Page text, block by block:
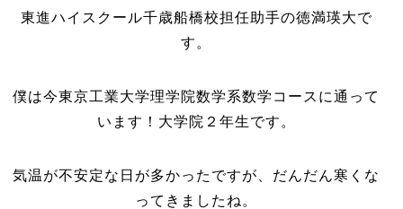
東進ハイスクール千歳船橋校担任助手の徳満瑛大で
す。
僕は今東京工業大学理学院数学系数学コースに通って
います！大学院２年生です。
気温が不安定な日が多かったですが、だんだん寒くな
ってきましたね。